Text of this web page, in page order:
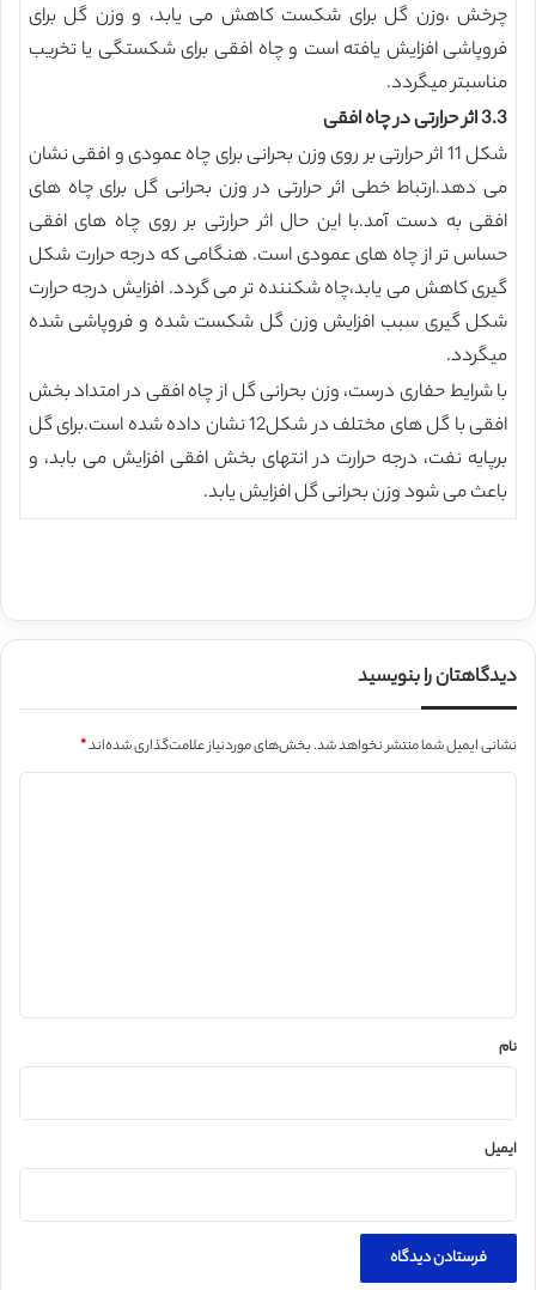
چرخش ،وزن گل برای شکست کاهش می یابد، و وزن گل برای
فروپاشی افزایش یافته است و چاه افقی برای شکستگی یا تخریب
مناسبتر میگردد.
3.3اثر حرارتی در چاه افقی
شکل 11 اثر حرارتی بر روی وزن بحرانی برای چاه عمودی و افقی نشان
می دهد.ارتباط خطی اثر حرارتی در وزن بحرانی گل برای چاه های
افقی به دست آمد.با این حال اثر حرارتی بر روی چاه های افقی
حساس تر از چاه های عمودی است. هنگامی که درجه حرارت شکل
گیری کاهش می یابد،چاه شکننده تر می گردد. افزایش درجه حرارت
شکل گیری سبب افزایش وزن گل شکست شده و فروپاشی شده
میگردد.
با شرایط حفاری درست، وزن بحرانی گل از چاه افقی در امتداد بخش
افقی با گل های مختلف در شکل12 نشان داده شده است.برای گل
برپایه نفت، درجه حرارت در انتهای بخش افقی افزایش می بابد، و
باعث می شود وزن بحرانی گل افزایش یابد.
دیدگاهتان را بنویسید
نشانی ایمیل شما منتشر نخواهد شد.بخش‌های موردنیاز علامت‌گذاری شده‌اند*
نام
ایمیل